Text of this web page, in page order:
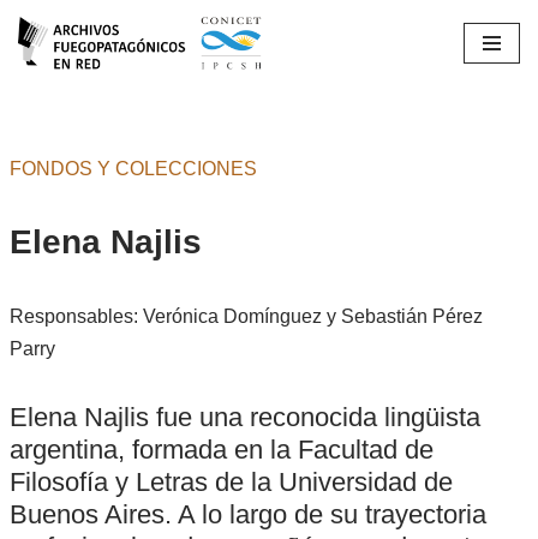
Ir
FONDOS Y COLECCIONES
Elena Najlis
Responsables: Verónica Domínguez y Sebastián Pérez
Parry
Elena Najlis fue una reconocida lingüista
argentina, formada en la Facultad de
Filosofía y Letras de la Universidad de
Buenos Aires. A lo largo de su trayectoria